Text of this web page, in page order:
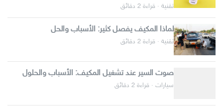
تقنية · قراءة 2 دقائق
لماذا المكيف يفصل كثير: الأسباب والحل
تقنية · قراءة 2 دقائق
صوت السير عند تشغيل المكيف: الأسباب والحلول
سيارات · قراءة 2 دقائق